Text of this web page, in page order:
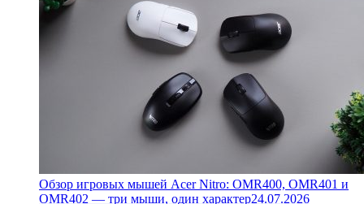
Обзор игровых мышей Acer Nitro: OMR400, OMR401 и
OMR402 — три мыши, один характер24.07.2026